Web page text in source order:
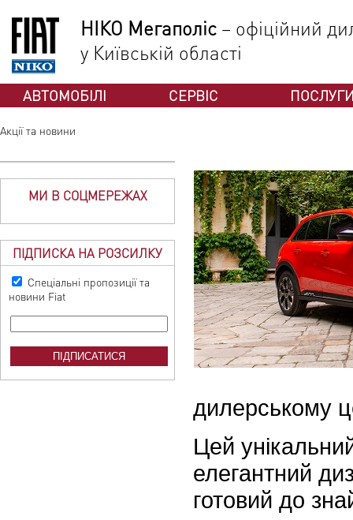
НІКО Мегаполіс – офіційний
у Київській області
АВТОМОБІЛІ СЕРВІС
Акції та новини
МИ В СОЦМЕРЕЖАХ
ПІДПИСКА НА РОЗСИЛКУ
Спеціальні пропозиції та
новини Fiat
дилерському
Цей
елегантний
готовий до